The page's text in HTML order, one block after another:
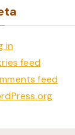
in
feed
feed